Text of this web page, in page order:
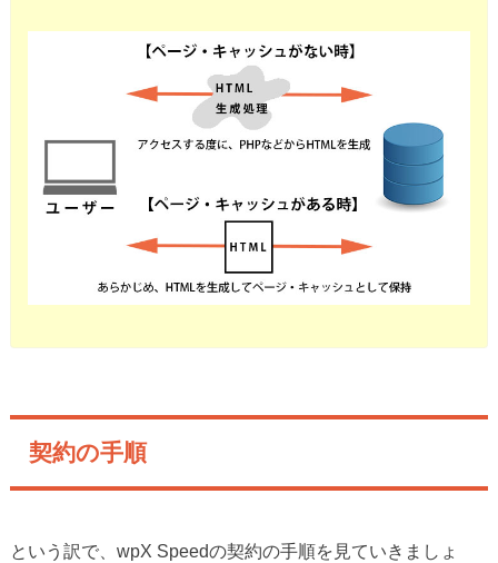
契約の手順
という訳で、wpX Speedの契約の手順を見ていきましょ